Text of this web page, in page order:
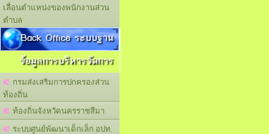
เลื่อนตำแหน่งของพนักงานส่วน
ตำบล
Back Office ระบบฐาน
ข้อมูลการบริหารจัดการ
กรมส่งเสริมการปกครองส่วน
ท้องถิ่น
ท้องถิ่นจังหวัดนครราชสีมา
ระบบศูนย์พัฒนาเด็กเล็ก อปท.